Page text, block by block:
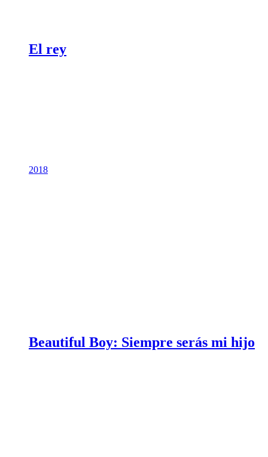
El rey
2018
Beautiful Boy: Siempre serás mi hijo